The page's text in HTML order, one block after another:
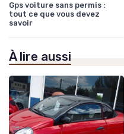
Gps voiture sans permis :
tout ce que vous devez
savoir
À lire aussi